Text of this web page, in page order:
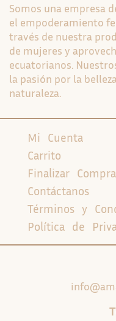
Somos una empresa
el empoderamiento
través de nuestra
de mujeres y
ecuatorianos.
la pasión por la
naturaleza.
Mi Cuenta
Carrito
Finalizar Compra
Contáctanos
Términos y
Política de